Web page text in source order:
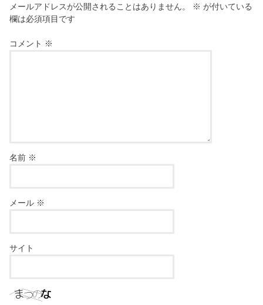
メールアドレスが公開されることはありません。 ※ が付いている
欄は必須項目です
コメント ※
名前 ※
メール ※
サイト